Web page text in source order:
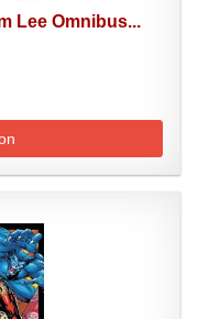
Lee Omnibus...